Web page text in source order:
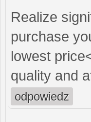
Realize
purchase
lowest
quality and
odpowiedz